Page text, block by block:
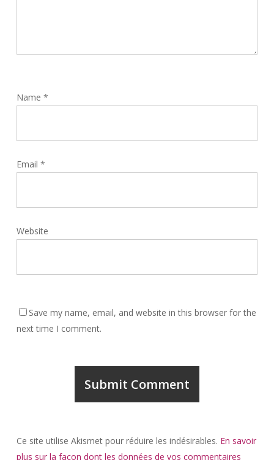
Name *
Email *
Website
Save my name, email, and website in this browser for the
next time I comment.
Ce site utilise Akismet pour réduire les indésirables. En savoir
plus sur la façon dont les données de vos commentaires